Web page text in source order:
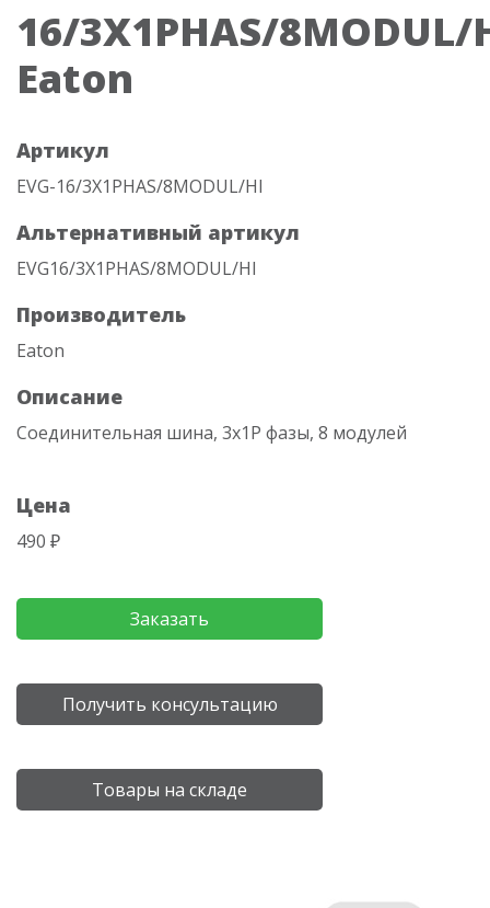
16/3X1PHAS/8MODUL/
Eaton
Артикул
EVG-16/3X1PHAS/8MODUL/HI
Альтернативный артикул
EVG16/3X1PHAS/8MODUL/HI
Производитель
Eaton
Описание
Соединительная шина, 3x1P фазы, 8 модулей
Цена
490 ₽
Заказать
Получить консультацию
Товары на складе